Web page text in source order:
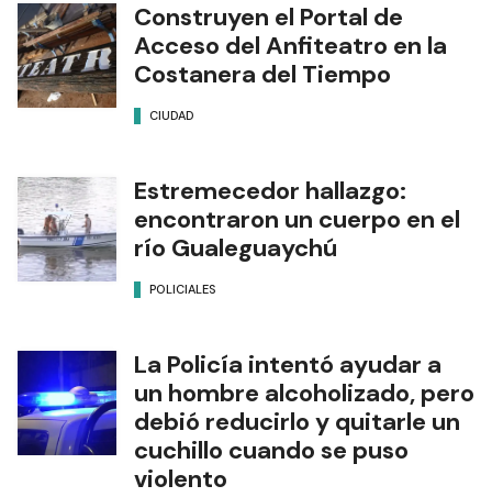
Construyen el Portal de
Acceso del Anfiteatro en la
Costanera del Tiempo
CIUDAD
Estremecedor hallazgo:
encontraron un cuerpo en el
río Gualeguaychú
POLICIALES
La Policía intentó ayudar a
un hombre alcoholizado, pero
debió reducirlo y quitarle un
cuchillo cuando se puso
violento